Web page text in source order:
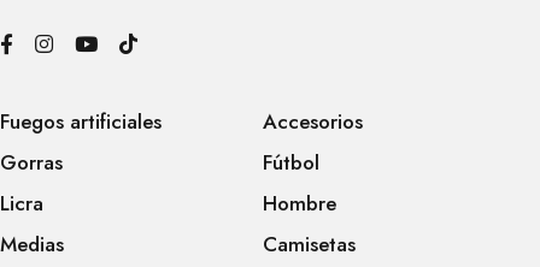
Fuegos artificiales
Gorras
Licra
Medias
Accesorios
Fútbol
Hombre
Camisetas